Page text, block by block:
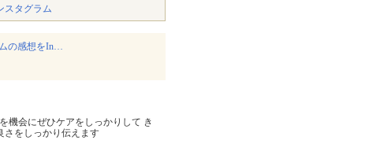
スタグラム
の感想をIn…
機会にぜひケアをしっかりして き
さをしっかり伝えます